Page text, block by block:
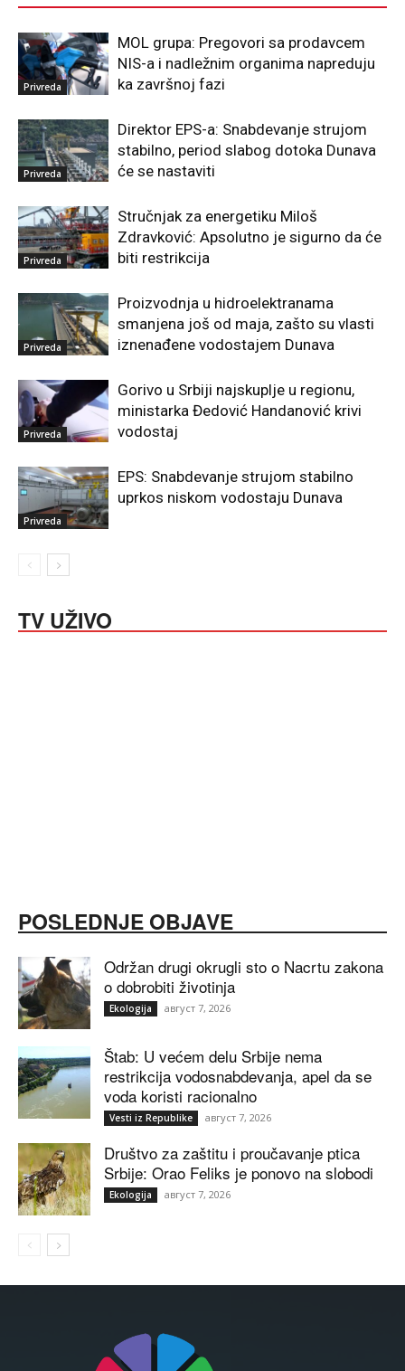
Privreda
MOL grupa: Pregovori sa prodavcem
NIS-a i nadležnim organima napreduju
ka završnoj fazi
Privreda
Direktor EPS-a: Snabdevanje strujom
stabilno, period slabog dotoka Dunava
će se nastaviti
Privreda
Stručnjak za energetiku Miloš
Zdravković: Apsolutno je sigurno da će
biti restrikcija
Privreda
Proizvodnja u hidroelektranama
smanjena još od maja, zašto su vlasti
iznenađene vodostajem Dunava
Privreda
Gorivo u Srbiji najskuplje u regionu,
ministarka Đedović Handanović krivi
vodostaj
Privreda
EPS: Snabdevanje strujom stabilno
uprkos niskom vodostaju Dunava
TV UŽIVO
POSLEDNJE OBJAVE
Održan drugi okrugli sto o Nacrtu zakona
o dobrobiti životinja
Ekologija август 7, 2026
Štab: U većem delu Srbije nema
restrikcija vodosnabdevanja, apel da se
voda koristi racionalno
Vesti iz Republike август 7, 2026
Društvo za zaštitu i proučavanje ptica
Srbije: Orao Feliks je ponovo na slobodi
Ekologija август 7, 2026